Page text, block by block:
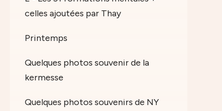
celles ajoutées par Thay
Printemps
Quelques photos souvenir de la
kermesse
Quelques photos souvenirs de NY